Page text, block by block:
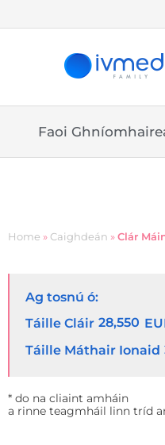
Faoi
Home » Caighdeán »Clár
Ag tosnú ó:
Táille Cláir 28,550
Táille Máthair Ionaid
* do na cliaint amháin
a rinne teagmháil linn tríd